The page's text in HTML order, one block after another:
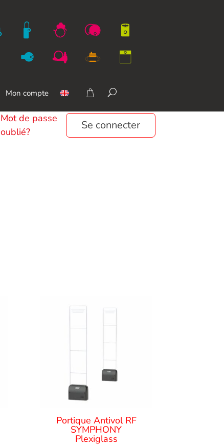
Mon compte
Mot de passe
oublié?
Se connecter
Portique Antivol RF
SYMPHONY
Plexiglass